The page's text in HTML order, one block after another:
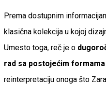
Prema dostupnim
klasična kolekcija u kojoj
Umesto toga, reč je o
rad sa postojećim
reinterpretaciju onoga što